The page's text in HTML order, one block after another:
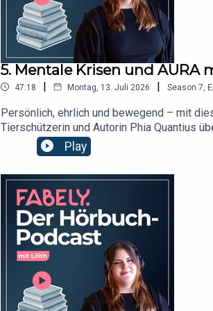
5. Mentale Krisen und AURA
47:18 | Montag, 13. Juli 2026 | Season 7
Persönlich, ehrlich und bewegend – mit
Tierschützerin und Autorin Phia Quantius
warum ist es so wichtig, offen darüber zu
entstanden ist – hör also unbedingt rein!
und Frieda zwei weitere Empfehlungen für
gelesen von Matthias Hinz (SAGA
ähnlichen Hörbüchern, die dir garantiert
Sabrina Scherer (WeCreate) Du suchst
denn: Mit Fabely findest du dein nächstes
Lieblingshörbuch! https://
Play